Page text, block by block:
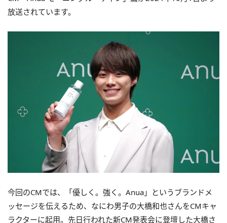
放送されています。
今回のCMでは、「優しく。強く。Anua」というブランドメ
ッセージを伝えるため、なにわ男子の大橋和也さんをCMキャ
ラクターに起用。先日行われた新CM発表会に登壇した大橋さ